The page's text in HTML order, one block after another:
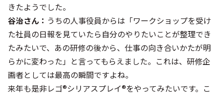
きたようでした。
谷治さん： うちの人事役員からは「ワークショップを受け
た社員の日報を見ていたら自分のやりたいことが整理でき
たみたいで、あの研修の後から、仕事の向き合いかたが明
らかに変わった」と言ってもらえました。これは、研修企
画者としては最高の瞬間ですよね。
来年も是非レゴ®シリアスプレイ®をやってみたいです。こ